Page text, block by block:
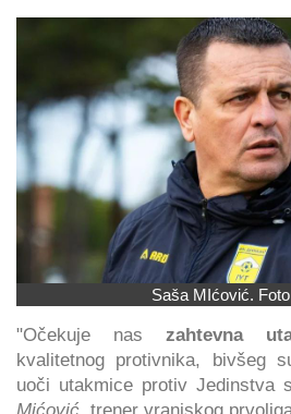
Saša MIćović.
"Očekuje nas zahtevna
kvalitetnog protivnika, bivšeg
uoči utakmice protiv Jedinstva
Mićović , trener vranjskog